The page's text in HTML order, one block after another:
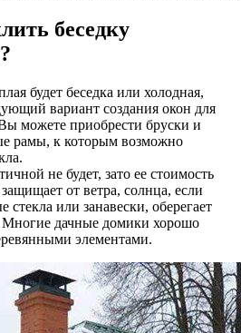
беседку
будет беседка или холодная,
вариант создания окон для
можете приобрести бруски и
рамы, к которым возможно
не будет, зато ее стоимость
от ветра, солнца, если
стекла или занавески, оберегает
Многие дачные домики хорошо
элементами.